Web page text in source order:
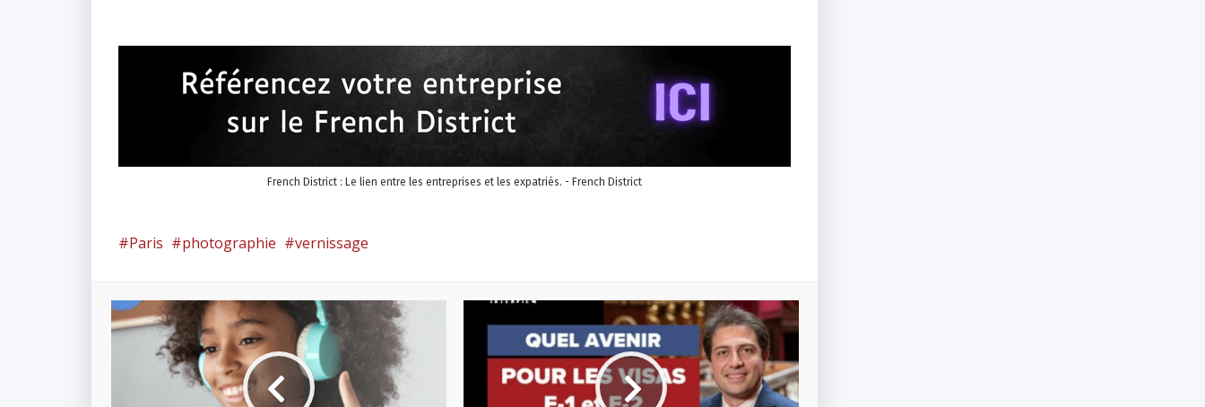
French District : Le lien entre les entreprises et les expatriés. - French District
Paris photographie vernissage